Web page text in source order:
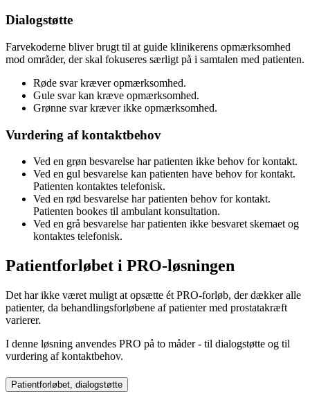
Dialogstøtte
Farvekoderne bliver brugt til at guide klinikerens opmærksomhed
mod områder, der skal fokuseres særligt på i samtalen med patienten.
Røde svar kræver opmærksomhed.
Gule svar kan kræve opmærksomhed.
Grønne svar kræver ikke opmærksomhed.
Vurdering af kontaktbehov
Ved en grøn besvarelse har patienten ikke behov for kontakt.
Ved en gul besvarelse kan patienten have behov for kontakt.
Patienten kontaktes telefonisk.
Ved en rød besvarelse har patienten behov for kontakt.
Patienten bookes til ambulant konsultation.
Ved en grå besvarelse har patienten ikke besvaret skemaet og
kontaktes telefonisk.
Patientforløbet i PRO-løsningen
Det har ikke været muligt at opsætte ét PRO-forløb, der dækker alle
patienter, da behandlingsforløbene af patienter med prostatakræft
varierer.
I denne løsning anvendes PRO på to måder - til dialogstøtte og til
vurdering af kontaktbehov.
Patientforløbet, dialogstøtte